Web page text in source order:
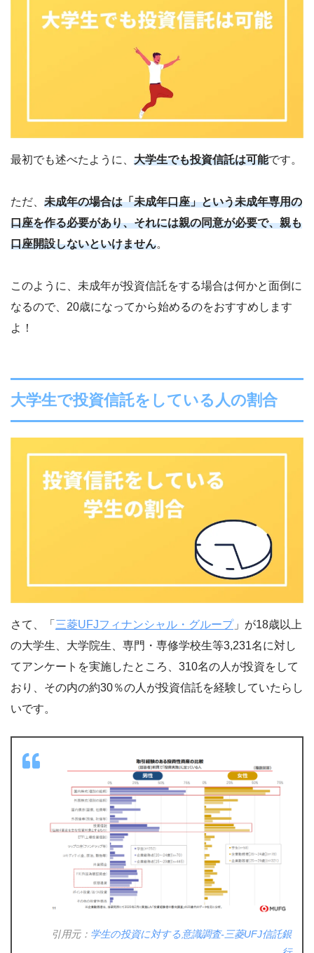
最初でも述べたように、 大学生でも投資信託は可能です。
ただ、 未成年の場合は「未成年口座」という未成年専用の
口座を作る必要があり、それには親の同意が必要で、親も
口座開設しないといけません。
このように、未成年が投資信託をする場合は何かと面倒に
なるので、20歳になってから始めるのをおすすめします
よ！
大学生で投資信託をしている人の割合
さて、「 三菱UFJフィナンシャル・グループ」が18歳以上
の大学生、大学院生、専門・専修学校生等3,231名に対し
てアンケートを実施したところ、310名の人が投資をして
おり、その内の約30％の人が投資信託を経験していたらし
いです。
引用元： 学生の投資に対する意識調査-三菱UFJ信託銀